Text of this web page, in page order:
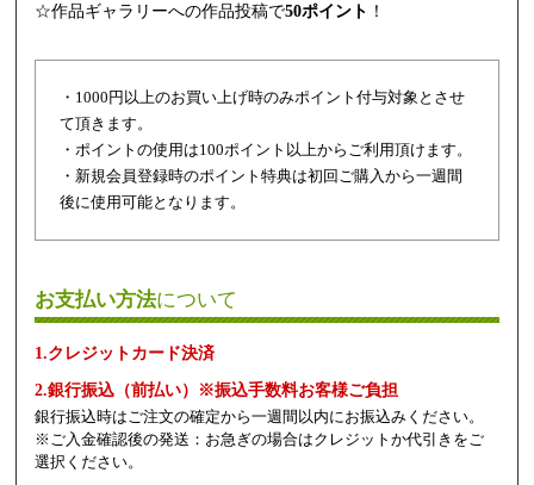
☆作品ギャラリーへの作品投稿で50ポイント ！
・1000円以上のお買い上げ時のみポイント付与対象とさせ
て頂きます。
・ポイントの使用は100ポイント以上からご利用頂けます。
・新規会員登録時のポイント特典は初回ご購入から一週間
後に使用可能となります。
お支払い方法について
1.クレジットカード決済
2.銀行振込（前払い）※振込手数料お客様ご負担
銀行振込時はご注文の確定から一週間以内にお振込みください。
※ご入金確認後の発送：お急ぎの場合はクレジットか代引きをご
選択ください。